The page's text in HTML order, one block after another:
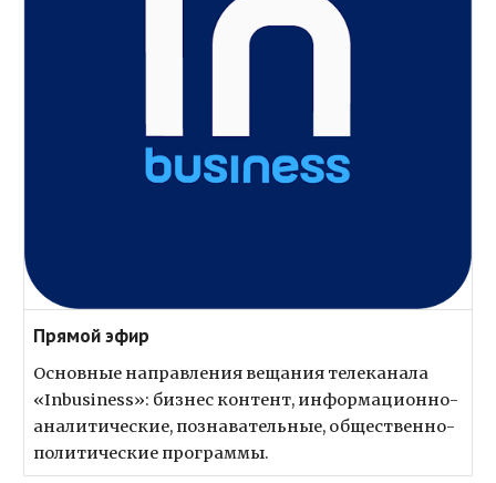
Прямой эфир
Основные направления вещания телеканала
«Inbusiness»: бизнес контент, информационно-
аналитические, познавательные, общественно-
политические программы.